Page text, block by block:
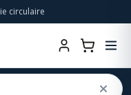
circulaire